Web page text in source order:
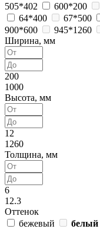
505*402
600*200
64*400
67*500
900*600
945*1260
Ширина, мм
200
1000
Высота, мм
12
1260
Толщина, мм
6
12.3
Оттенок
бежевый
белый